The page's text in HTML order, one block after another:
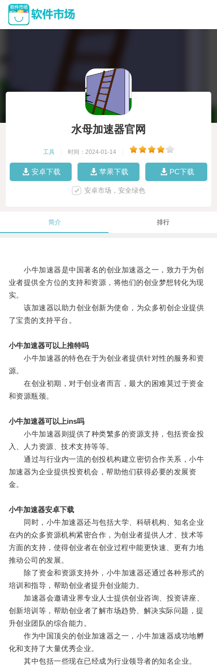
水母加速器官网
工具 时间：2024-01-14
安卓下载 苹果下载 PC下载
安卓市场，安全绿色
简介 排行
小牛加速器是中国著名的创业加速器之一，致力于为创
业者提供全方位的支持和资源，将他们的创业梦想转化为现
实。
该加速器以助力创业创新为使命，为众多初创企业提供
了宝贵的支持平台。
小牛加速器可以上推特吗
小牛加速器的特色在于为创业者提供针对性的服务和资
源。
在创业初期，对于创业者而言，最大的困难莫过于资金
和资源瓶颈。
小牛加速器可以上ins吗
小牛加速器则提供了种类繁多的资源支持，包括资金投
入、人力资源、技术支持等等。
通过与行业内一流的创投机构建立密切合作关系，小牛
加速器为企业提供投资机会，帮助他们获得必要的发展资
金。
小牛加速器安卓下载
同时，小牛加速器还与包括大学、科研机构、知名企业
在内的众多资源机构紧密合作，为创业者提供人才、技术等
方面的支持，使得创业者在创业过程中能更快速、更有力地
推动公司的发展。
除了资金和资源支持外，小牛加速器还通过各种形式的
培训和指导，帮助创业者提升创业能力。
加速器会邀请业界专业人士提供创业咨询、投资讲座、
创新培训等，帮助创业者了解市场趋势、解决实际问题，提
升创业团队的综合能力。
作为中国顶尖的创业加速器之一，小牛加速器成功地孵
化和支持了大量优秀企业。
其中包括一些现在已经成为行业领导者的知名企业。